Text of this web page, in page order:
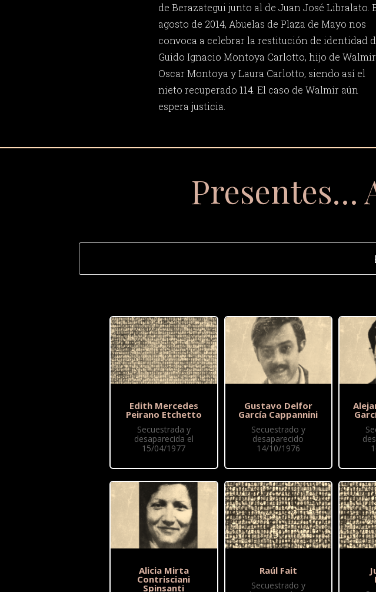
de Berazategui junto al de Juan José Libralato.
agosto de 2014, Abuelas de Plaza de Mayo nos
convoca a celebrar la restitución de identidad
Guido Ignacio Montoya Carlotto, hijo de Walmir
Oscar Montoya y Laura Carlotto, siendo así el
nieto recuperado 114. El caso de Walmir aún
espera justicia.
Presentes…
Edith Mercedes
Peirano Etchetto
Secuestrada y
desaparecida el
15/04/1977
Alicia Mirta
Contrisciani
Spinsanti
Gustavo Delfor
García Cappannini
Secuestrado y
desaparecido
14/10/1976
Raúl Fait
Secuestrado y